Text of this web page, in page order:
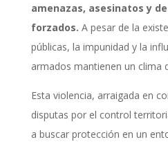
amenazas, asesinatos y
forzados. A pesar de la
públicas, la impunidad y la
armados mantienen un clima
Esta violencia, arraigada en
disputas por el control
a buscar protección en un